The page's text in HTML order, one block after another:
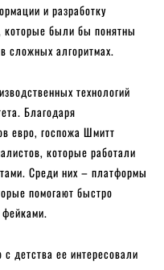
и разработку
которые были бы понятны
сложных алгоритмах.
технологий
Благодаря
евро, госпожа Шмитт
которые работали
Среди них – платформы
помогают быстро
детства ее интересовали